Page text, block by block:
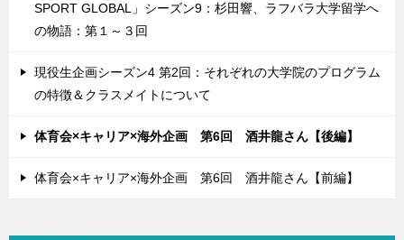
SPORT GLOBAL」シーズン9：杉田響、ラフバラ大学留学へ
の物語：第１～３回
現役生企画シーズン4 第2回：それぞれの大学院のプログラム
の特徴＆クラスメイトについて
体育会×キャリア×海外企画 第6回 酒井龍さん【後編】
体育会×キャリア×海外企画 第6回 酒井龍さん【前編】